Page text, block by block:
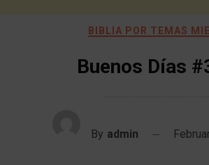
BIBLIA POR TEMAS
Buenos Días
By admin